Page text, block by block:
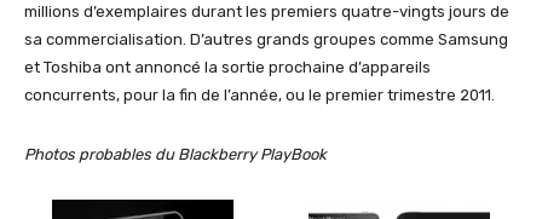
millions d’exemplaires durant les premiers quatre-vingts jours de
sa commercialisation. D’autres grands groupes comme Samsung
et Toshiba ont annoncé la sortie prochaine d’appareils
concurrents, pour la fin de l’année, ou le premier trimestre 2011.
Photos probables du Blackberry PlayBook